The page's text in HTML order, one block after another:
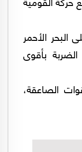
البحر الأحمر
بأقوى
الصاعقة،